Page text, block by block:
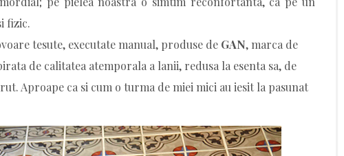
fizic.
tesute, executate manual, produse de GAN, marca de
de calitatea atemporala a lanii, redusa la esenta sa, de
Aproape ca si cum o turma de miei mici au iesit la pasunat